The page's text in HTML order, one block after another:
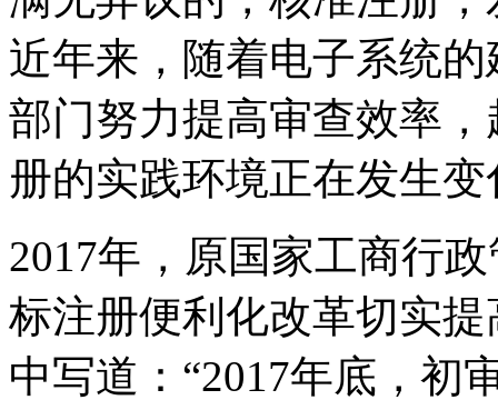
近年来，随着电子系统
部门努力提高审查效率
册的实践环境正在发生变
2017年，原国家工商行
标注册便利化改革切实
中写道：“2017年底，初